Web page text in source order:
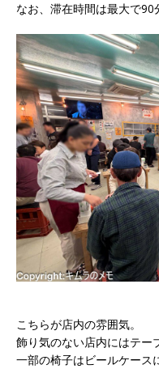
なお、滞在時間は最大で90
こちらが店内の雰囲気。
飾り気のない店内にはテー
一部の椅子はビールケース